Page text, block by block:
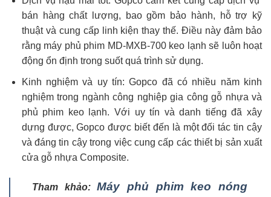
bán hàng chất lượng, bao gồm bảo hành, hỗ trợ kỹ
thuật và cung cấp linh kiện thay thế. Điều này đảm bảo
rằng máy phủ phim MD-MXB-700 keo lạnh sẽ luôn hoạt
động ổn định trong suốt quá trình sử dụng.
Kinh nghiệm và uy tín: Gopco đã có nhiều năm kinh
nghiệm trong ngành công nghiệp gia công gỗ nhựa và
phủ phim keo lạnh. Với uy tín và danh tiếng đã xây
dựng được, Gopco được biết đến là một đối tác tin cậy
và đáng tin cậy trong việc cung cấp các thiết bị sản xuất
cửa gỗ nhựa Composite.
Tham khảo:Máy phủ phim keo nóng